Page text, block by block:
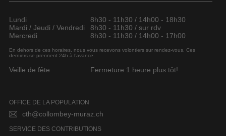
Lundi
8h30 - 11h30 / 14h00 - 18h30
Mardi / Jeudi / Vendredi
8h30 - 11h30 / sur rdv
Mercredi
8h30 - 11h30 / 14h00 - 17h00
En dehors de ces horaires, nous vous recevons volontiers sur rendez-vous. Ces
derniers se prennent 24h à l’avance.
Veille de fête Fermeture 1 heure plus tôt!
OFFICE DE LA POPULATION
cth@collombey-muraz.ch
SERVICE DES CONTRIBUTIONS